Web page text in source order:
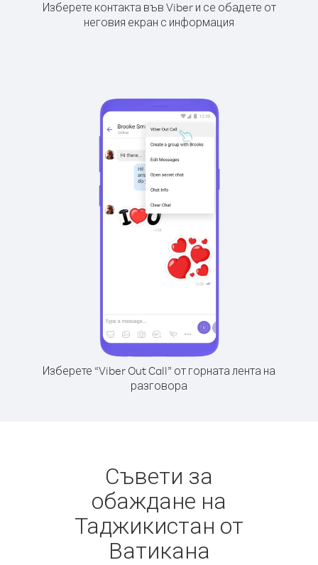
Изберете контакта във Viber и се обадете от
неговия екран с информация
Изберете “Viber Out Call” от горната лента на
разговора
Съвети за
обаждане на
Таджикистан от
Ватикана